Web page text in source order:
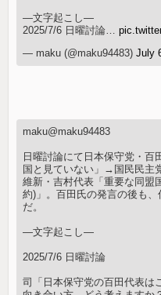
—文字起こし—
2025/7/6 日曜討論…
— maku (@maku94483)July
maku@maku94483
日曜討論にて日本保守党・百
国と見ていない」→国民民主
維新・吉村代表「重要な同盟
約)」。百田氏の発言の後も
だ。
—文字起こし—
2025/7/6 日曜討論
司「日本保守党の百田代表は